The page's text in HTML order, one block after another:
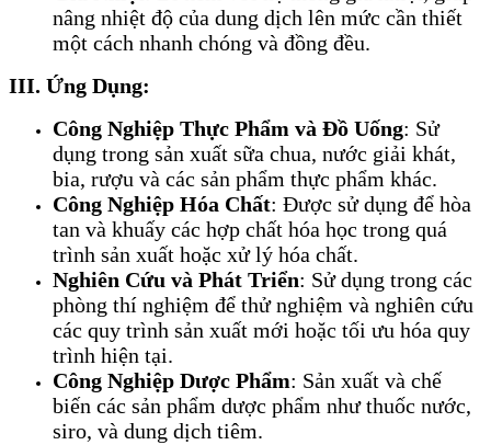
nâng nhiệt độ của dung dịch lên mức cần thiết
một cách nhanh chóng và đồng đều.
III. Ứng Dụng:
Công Nghiệp Thực Phẩm và Đồ Uống: Sử
dụng trong sản xuất sữa chua, nước giải khát,
bia, rượu và các sản phẩm thực phẩm khác.
Công Nghiệp Hóa Chất: Được sử dụng để hòa
tan và khuấy các hợp chất hóa học trong quá
trình sản xuất hoặc xử lý hóa chất.
Nghiên Cứu và Phát Triển: Sử dụng trong các
phòng thí nghiệm để thử nghiệm và nghiên cứu
các quy trình sản xuất mới hoặc tối ưu hóa quy
trình hiện tại.
Công Nghiệp Dược Phẩm: Sản xuất và chế
biến các sản phẩm dược phẩm như thuốc nước,
siro, và dung dịch tiêm.